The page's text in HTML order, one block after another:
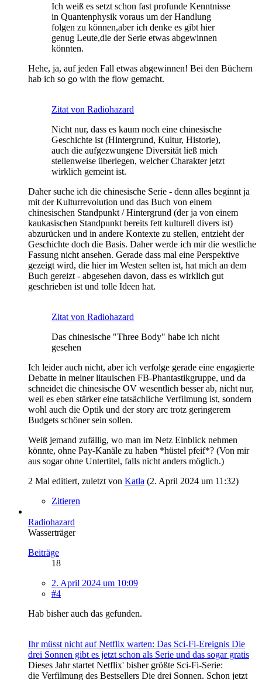
Ich weiß es setzt schon fast profunde Kenntnisse
in Quantenphysik voraus um der Handlung
folgen zu können,aber ich denke es gibt hier
genug Leute,die der Serie etwas abgewinnen
könnten.
Hehe, ja, auf jeden Fall etwas abgewinnen! Bei den Büchern
hab ich so go with the flow gemacht.
Zitat von Radiohazard
Nicht nur, dass es kaum noch eine chinesische
Geschichte ist (Hintergrund, Kultur, Historie),
auch die aufgezwungene Diversität ließ mich
stellenweise überlegen, welcher Charakter jetzt
wirklich gemeint ist.
Daher suche ich die chinesische Serie - denn alles beginnt ja
mit der Kulturrevolution und das Buch von einem
chinesischen Standpunkt / Hintergrund (der ja von einem
kaukasischen Standpunkt bereits fett kulturell divers ist)
abzurücken und in andere Kontexte zu stellen, entzieht der
Geschichte doch die Basis. Daher werde ich mir die westliche
Fassung nicht ansehen. Gerade dass mal eine Perspektive
gezeigt wird, die hier im Westen selten ist, hat mich an dem
Buch gereizt - abgesehen davon, dass es wirklich gut
geschrieben ist und tolle Ideen hat.
Zitat von Radiohazard
Das chinesische "Three Body" habe ich nicht
gesehen
Ich leider auch nicht, aber ich verfolge gerade eine engagierte
Debatte in meiner litauischen FB-Phantastikgruppe, und da
schneidet die chinesische OV wesentlich besser ab, nicht nur,
weil es eben stärker eine tatsächliche Verfilmung ist, sondern
wohl auch die Optik und der story arc trotz geringerem
Budgets schöner sein sollen.
Weiß jemand zufällig, wo man im Netz Einblick nehmen
könnte, ohne Pay-Kanäle zu haben *hüstel pfeif*? (Von mir
aus sogar ohne Untertitel, falls nicht anders möglich.)
2 Mal editiert, zuletzt von Katla (2. April 2024 um 11:32)
Zitieren
Radiohazard
Wasserträger
Beiträge
18
2. April 2024 um 10:09
#4
Hab bisher auch das gefunden.
Ihr müsst nicht auf Netflix warten: Das Sci-Fi-Ereignis Die
drei Sonnen gibt es jetzt schon als Serie und das sogar gratis
Dieses Jahr startet Netflix' bisher größte Sci-Fi-Serie:
die Verfilmung des Bestsellers Die drei Sonnen. Schon jetzt